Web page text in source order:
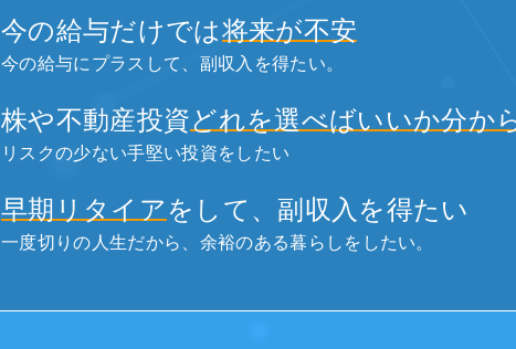
今の給与だけでは将来が不安
今の給与にプラスして、副収入を得たい。
株や不動産投資どれを選べばいいか分か
リスクの少ない手堅い投資をしたい
早期リタイアをして、副収入を得たい
一度切りの人生だから、余裕のある暮らしをしたい。